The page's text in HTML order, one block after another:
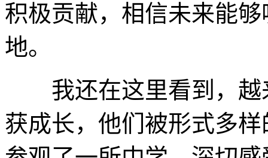
积极贡献，相信未来能
地。
我还在这里看到，越
获成长，他们被形式多